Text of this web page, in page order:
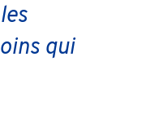
qui